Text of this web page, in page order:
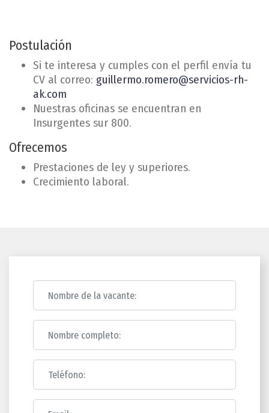
Postulación
Si te interesa y cumples con el perfil envía tu
CV al correo: guillermo.romero@servicios-rh-
ak.com
Nuestras oficinas se encuentran en
Insurgentes sur 800.
Ofrecemos
Prestaciones de ley y superiores.
Crecimiento laboral.